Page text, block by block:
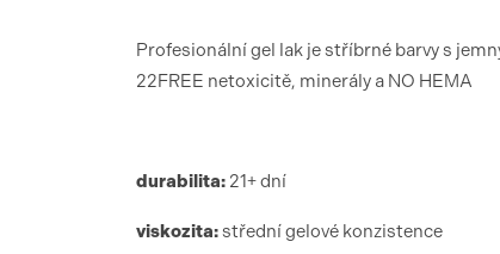
Profesionální gel lak je stříbrné barvy s
22FREE netoxicitě, minerály a NO HEMA
durabilita: 21+ dní
viskozita:střední gelové konzistence